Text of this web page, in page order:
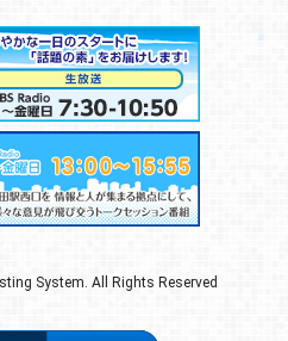
System. All Rights Reserved